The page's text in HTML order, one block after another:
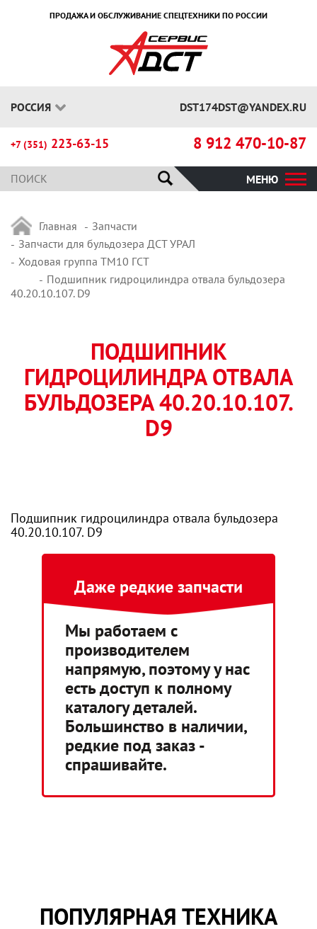
ПРОДАЖА И ОБСЛУЖИВАНИЕ СПЕЦТЕХНИКИ ПО РОССИИ
РОССИЯ DST174DST@YANDEX.RU
+7 (351) 223-63-15 8 912 470-10-87
МЕНЮ
Главная
Запчасти
Запчасти для бульдозера ДСТ УРАЛ
Ходовая группа ТМ10 ГСТ
Подшипник гидроцилиндра отвала бульдозера
40.20.10.107. D9
ПОДШИПНИК
ГИДРОЦИЛИНДРА ОТВАЛА
БУЛЬДОЗЕРА 40.20.10.107.
D9
Подшипник гидроцилиндра отвала бульдозера
40.20.10.107. D9
Даже редкие запчасти
Мы работаем с
производителем
напрямую, поэтому у нас
есть доступ к полному
каталогу деталей.
Большинство в наличии,
редкие под заказ -
спрашивайте.
ПОПУЛЯРНАЯ ТЕХНИКА